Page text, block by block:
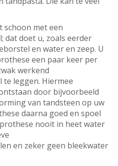
schoon met een
dat doet u, zoals eerder
en water en zeep. U
een paar keer per
werkend
leggen. Hiermee
door bijvoorbeeld
van tandsteen op uw
daarna goed en spoel
nooit in heet water
en zeker geen bleekwater